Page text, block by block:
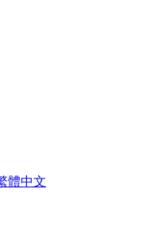
體中文